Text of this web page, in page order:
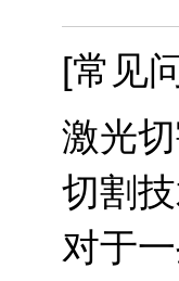
[常见
激光
切割
对于